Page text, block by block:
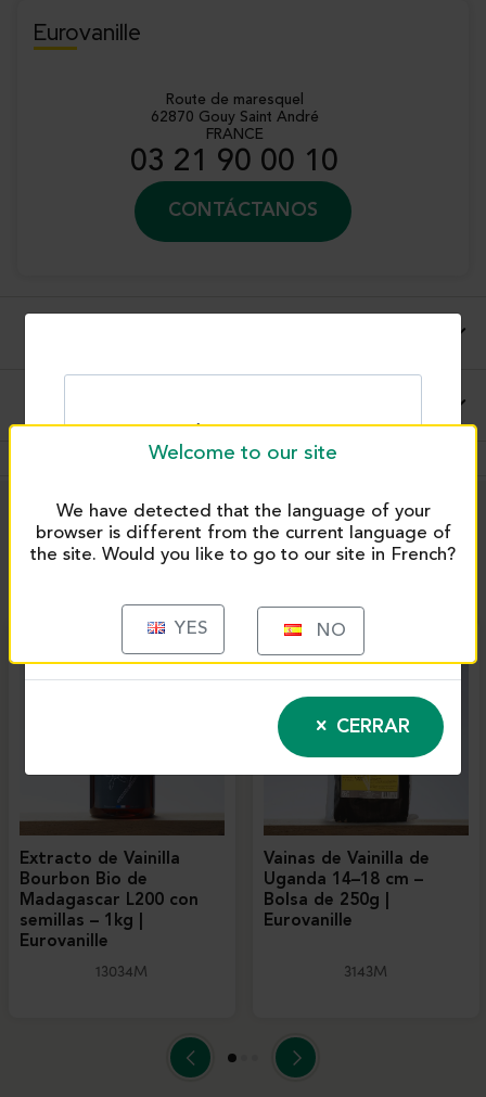
Eurovanille
Route de maresquel
62870 Gouy Saint André
FRANCE
03 21 90 00 10
CONTÁCTANOS
PRODUITS SIMILAIRES
Extracto de Vainilla
Bourbon Bio de
Madagascar L200 con
semillas – 1kg |
Eurovanille
13034M
Vainas de Vainilla de
Uganda 14–18 cm –
Bolsa de 250g |
Eurovanille
3143M
CERRAR
Welcome to our site
We have detected that the language of your
browser is different from the current language of
the site. Would you like to go to our site in French?
YES NO